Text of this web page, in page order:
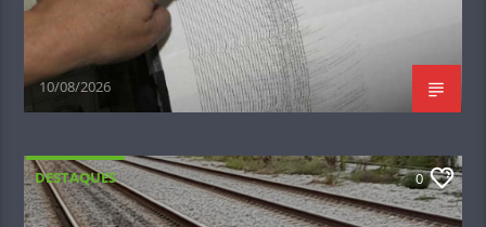
10/08/2026
DESTAQUES 0